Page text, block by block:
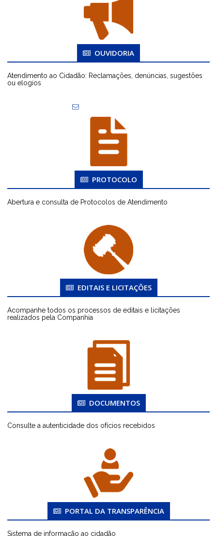
OUVIDORIA
Atendimento ao Cidadão: Reclamações, denúncias, sugestões
ou elogios
PROTOCOLO
Abertura e consulta de Protocolos de Atendimento
EDITAIS E LICITAÇÕES
Acompanhe todos os processos de editais e licitações
realizados pela Companhia
DOCUMENTOS
Consulte a autenticidade dos ofícios recebidos
PORTAL DA TRANSPARÊNCIA
Sistema de informação ao cidadão